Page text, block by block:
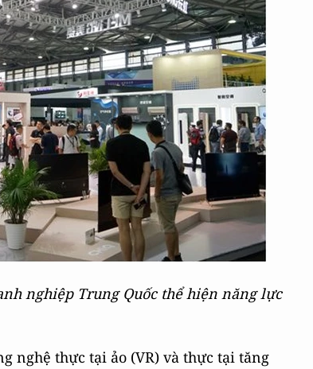
nghiệp Trung Quốc thể hiện năng lực
nghệ thực tại ảo (VR) và thực tại tăng